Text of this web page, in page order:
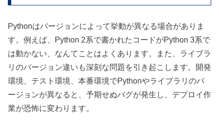
Pythonはバージョンによって挙動が異なる場合がありま
す。例えば、Python 2系で書かれたコードがPython 3系で
は動かない、なんてことはよくあります。また、ライブラ
リのバージョン違いも深刻な問題を引き起こします。開発
環境、テスト環境、本番環境でPythonやライブラリのバ
ージョンが異なると、予期せぬバグが発生し、デプロイ作
業が恐怖に変わります。